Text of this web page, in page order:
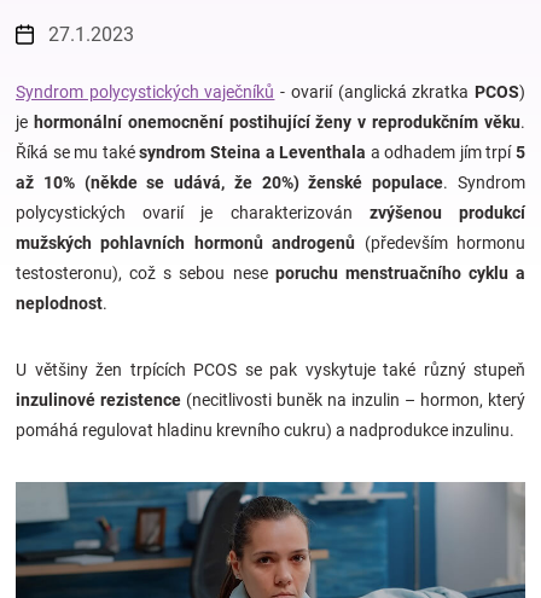
a
kojenecká
výbava
Hračky
a
zábava
pro
Těhotenské
27.1.2023
Syndrom polycystických vaječníků - ovarií (anglická zkratkaPCOS)
je hormonální onemocnění postihující ženy v reprodukčním věku.
Říká se mu takésyndrom Steina a Leventhala a odhadem jím trpí5
až 10% (někde se udává, že 20%) ženské populace. Syndrom
polycystických ovarií je charakterizován zvýšenou produkcí
mužských pohlavních hormonů androgenů (především hormonu
testosteronu), což s sebou nese poruchu menstruačního cyklu a
neplodnost.
U většiny žen trpících PCOS se pak vyskytuje také různý stupeň
inzulinové rezistence (necitlivosti buněk na inzulin – hormon, který
pomáhá regulovat hladinu krevního cukru) a nadprodukce inzulinu.